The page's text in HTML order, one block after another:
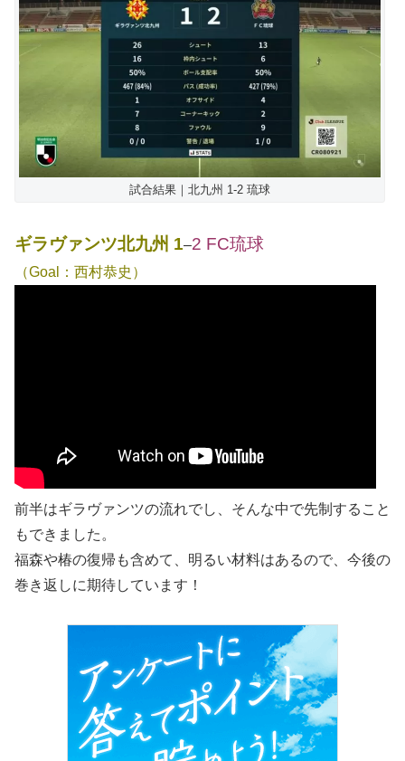
試合結果｜北九州 1-2 琉球
ギラヴァンツ北九州 1–2 FC琉球
（Goal：西村恭史）
前半はギラヴァンツの流れでし、そんな中で先制すること
もできました。
福森や椿の復帰も含めて、明るい材料はあるので、今後の
巻き返しに期待しています！